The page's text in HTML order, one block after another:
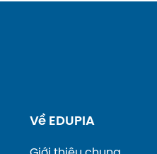
Về EDUPIA